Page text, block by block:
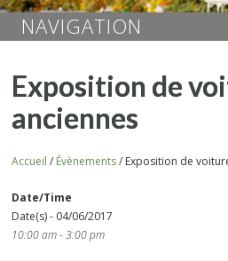
NAVIGATION
Exposition de
anciennes
Accueil / Évènements/ Exposition de
Date/Time
Date(s) - 04/06/2017
10:00 am - 3:00 pm